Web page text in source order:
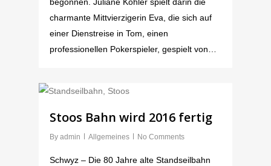
charmante Mittvierzigerin Eva, die sich auf
einer Dienstreise in Tom, einen
professionellen Pokerspieler, gespielt von…
Stoos Bahn wird 2016 fertig
By admin Allgemeines No Comments
Schwyz – Die 80 Jahre alte Standseilbahn